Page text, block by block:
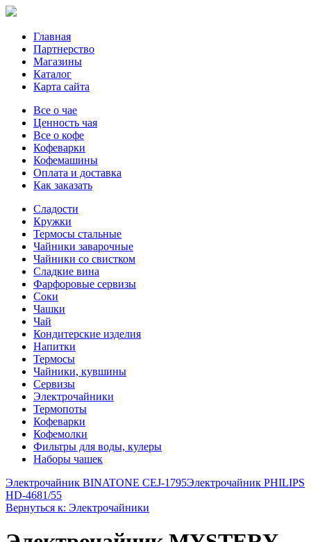
Главная
Партнерство
Магазины
Каталог
Карта сайта
Все о чае
Ценность чая
Все о кофе
Кофеварки
Кофемашины
Оплата и доставка
Как заказать
Сладости
Кружки
Термосы стальные
Чайники заварочные
Чайники со свистком
Сладкие вина
Фарфоровые сервизы
Соки
Чашки
Чай
Кондитерские изделия
Напитки
Термосы
Чайники, кувшины
Сервизы
Электрочайники
Термопоты
Кофеварки
Кофемолки
Фильтры для воды, кулеры
Наборы чашек
Электрочайник BINATONE CEJ-1795Электрочайник PHILIPS
HD-4681/55
Вернуться к: Электрочайники